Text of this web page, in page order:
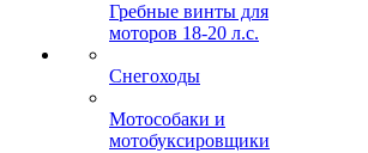
Гребные винты для
моторов 18-20 л.с.
Снегоходы
Мотособаки и
мотобуксировщики